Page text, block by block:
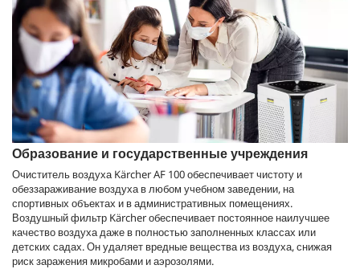
Образование и государственные учреждения
Очиститель воздуха Kärcher AF 100 обеспечивает чистоту и
обеззараживание воздуха в любом учебном заведении, на
спортивных объектах и ​​в административных помещениях.
Воздушный фильтр Kärcher обеспечивает постоянное наилучшее
качество воздуха даже в полностью заполненных классах или
детских садах. Он удаляет вредные вещества из воздуха, снижая
риск заражения микробами и аэрозолями.